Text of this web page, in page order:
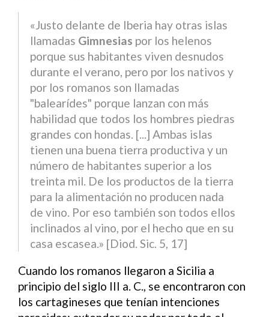
«Justo delante de Iberia hay otras islas
llamadas Gimnesias por los helenos
porque sus habitantes viven desnudos
durante el verano, pero por los nativos y
por los romanos son llamadas
"balearídes" porque lanzan con más
habilidad que todos los hombres piedras
grandes con hondas. [...] Ambas islas
tienen una buena tierra productiva y un
número de habitantes superior a los
treinta mil. De los productos de la tierra
para la alimentación no producen nada
de vino. Por eso también son todos ellos
inclinados al vino, por el hecho que en su
casa escasea.» [Diod. Sic. 5, 17]
Cuando los romanos llegaron a Sicilia a
principio del siglo III a. C., se encontraron con
los cartagineses que tenían intenciones